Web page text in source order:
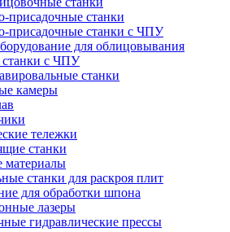
присадочные станки
присадочные станки с ЧПУ
для облицовывания
с ЧПУ
станки
камеры
тележки
станки
станки для раскроя плит
для обработки шпона
лазеры
гидравлические прессы